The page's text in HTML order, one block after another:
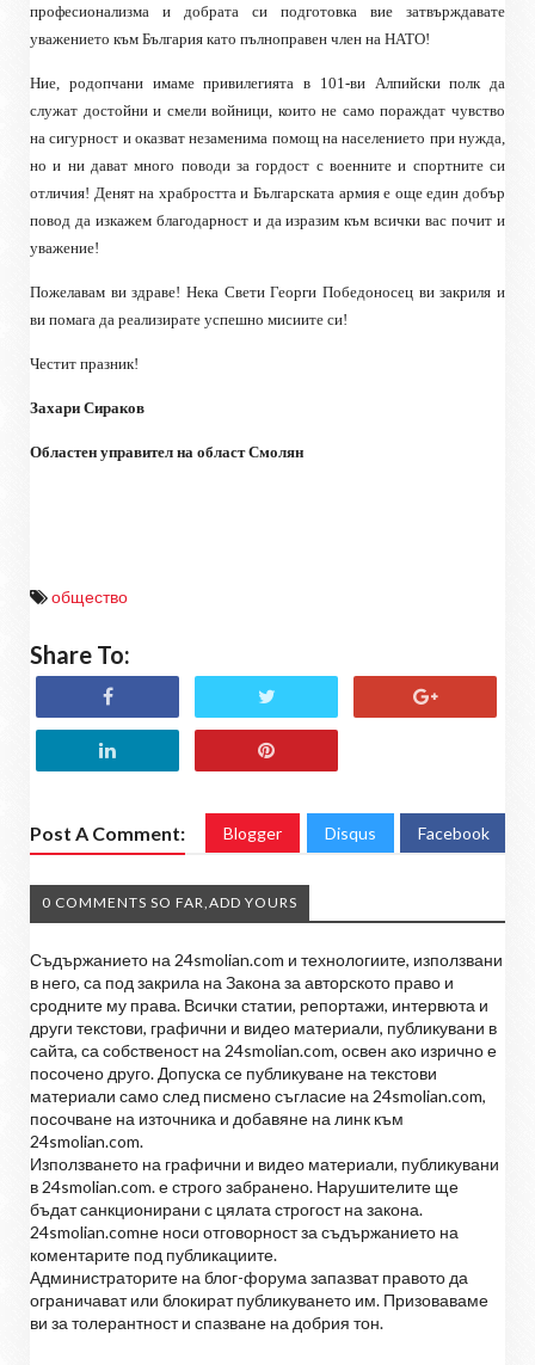
професионализма и добрата си подготовка вие затвърждавате
уважението към България като пълноправен член на НАТО!
Ние, родопчани имаме привилегията в 101-ви Алпийски полк да
служат достойни и смели войници, които не само пораждат чувство
на сигурност и оказват незаменима помощ на населението при нужда,
но и ни дават много поводи за гордост с военните и спортните си
отличия! Денят на храбростта и Българската армия е още един добър
повод да изкажем благодарност и да изразим към всички вас почит и
уважение!
Пожелавам ви здраве! Нека Свети Георги Победоносец ви закриля и
ви помага да реализирате успешно мисиите си!
Честит празник!
Захари Сираков
Областен управител на област Смолян
общество
Share To:
Post A Comment: Blogger Disqus Facebook
0 COMMENTS SO FAR,ADD YOURS
Съдържанието на 24smolian.com и технологиите, използвани
в него, са под закрила на Закона за авторското право и
сродните му права. Всички статии, репортажи, интервюта и
други текстови, графични и видео материали, публикувани в
сайта, са собственост на 24smolian.com, освен ако изрично е
посочено друго. Допуска се публикуване на текстови
материали само след писмено съгласие на 24smolian.com,
посочване на източника и добавяне на линк към
24smolian.com.
Използването на графични и видео материали, публикувани
в 24smolian.com. е строго забранено. Нарушителите ще
бъдат санкционирани с цялата строгост на закона.
24smolian.comне носи отговорност за съдържанието на
коментарите под публикациите.
Администраторите на блог-форума запазват правото да
ограничават или блокират публикуването им. Призоваваме
ви за толерантност и спазване на добрия тон.